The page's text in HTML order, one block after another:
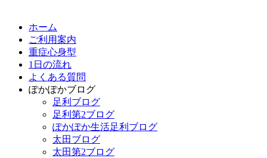
ホーム
ご利用案内
重症心身型
1日の流れ
よくある質問
ぽかぽかブログ
足利ブログ
足利第2ブログ
ぽかぽか生活足利ブログ
太田ブログ
太田第2ブログ